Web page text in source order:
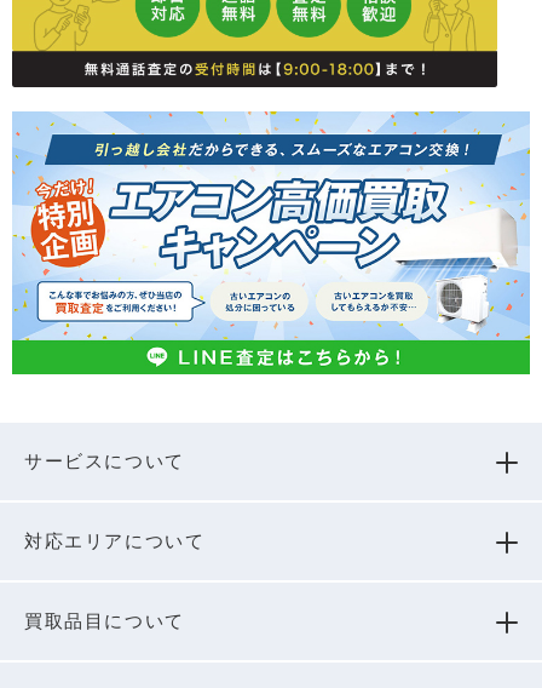
サービスについて
対応エリアについて
買取品⽬について